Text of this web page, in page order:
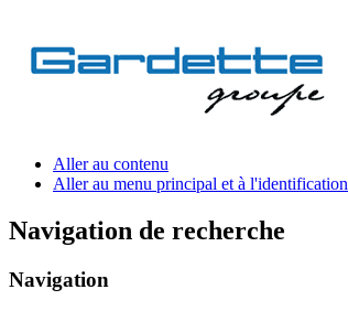
Aller au contenu
Aller au menu principal et à l'identification
Navigation de recherche
Navigation